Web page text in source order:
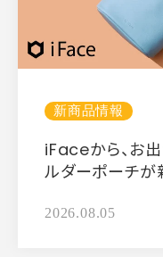
新商品情報
iFaceから、お
ルダーポーチが
2026.08.05